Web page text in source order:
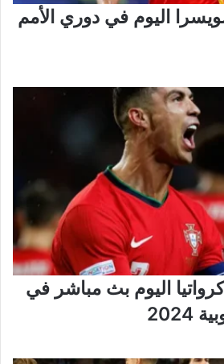
اليوم في دوري الأمم
اليوم بث مباشر في